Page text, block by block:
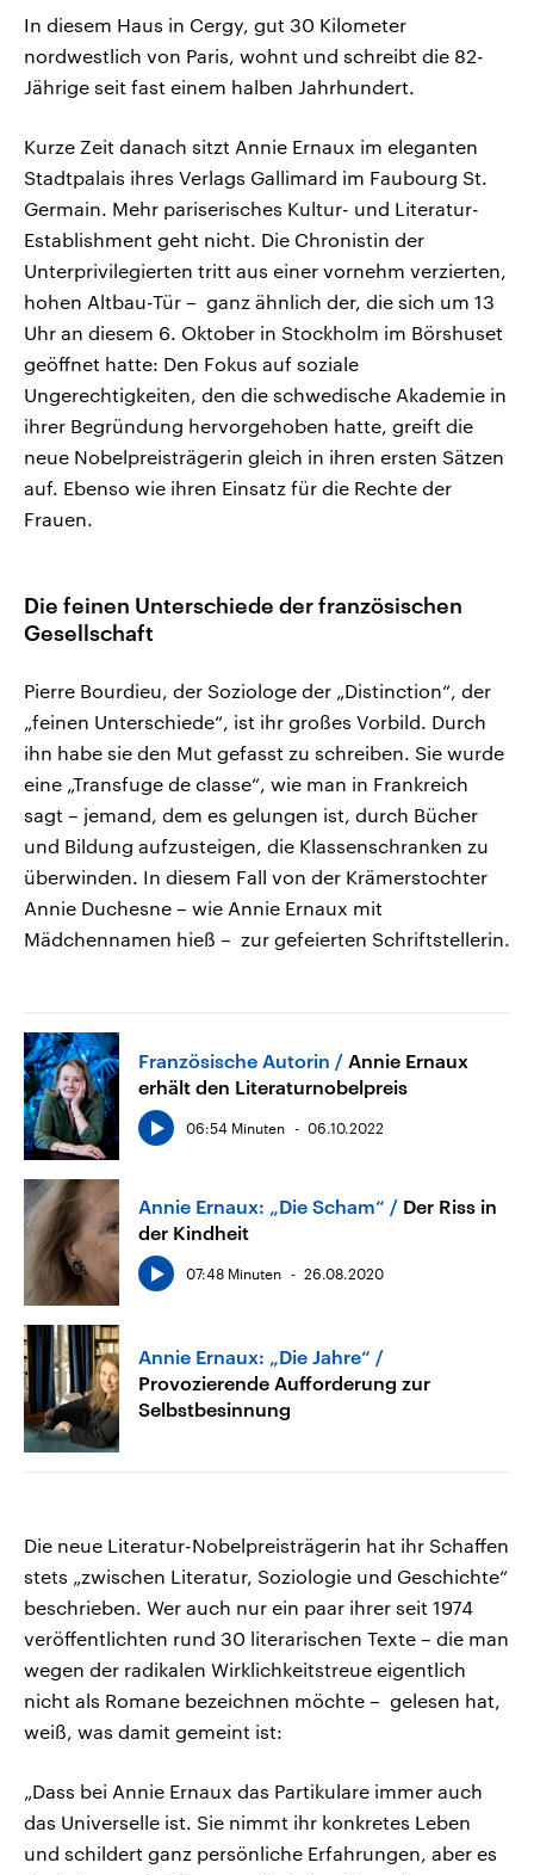
In diesem Haus in Cergy, gut 30 Kilometer
nordwestlich von Paris, wohnt und schreibt die 82-
Jährige seit fast einem halben Jahrhundert.
Kurze Zeit danach sitzt Annie Ernaux im eleganten
Stadtpalais ihres Verlags Gallimard im Faubourg St.
Germain. Mehr pariserisches Kultur- und Literatur-
Establishment geht nicht. Die Chronistin der
Unterprivilegierten tritt aus einer vornehm verzierten,
hohen Altbau-Tür – ganz ähnlich der, die sich um 13
Uhr an diesem 6. Oktober in Stockholm im Börshuset
geöffnet hatte: Den Fokus auf soziale
Ungerechtigkeiten, den die schwedische Akademie in
ihrer Begründung hervorgehoben hatte, greift die
neue Nobelpreisträgerin gleich in ihren ersten Sätzen
auf. Ebenso wie ihren Einsatz für die Rechte der
Frauen.
Die feinen Unterschiede der französischen
Gesellschaft
Pierre Bourdieu, der Soziologe der „Distinction“, der
„feinen Unterschiede“, ist ihr großes Vorbild. Durch
ihn habe sie den Mut gefasst zu schreiben. Sie wurde
eine „Transfuge de classe“, wie man in Frankreich
sagt – jemand, dem es gelungen ist, durch Bücher
und Bildung aufzusteigen, die Klassenschranken zu
überwinden. In diesem Fall von der Krämerstochter
Annie Duchesne – wie Annie Ernaux mit
Mädchennamen hieß – zur gefeierten Schriftstellerin.
Französische Autorin
Annie Ernaux
erhält den Literaturnobelpreis
06:54 Minuten 06.10.2022
Annie Ernaux: „Die Scham“
Der Riss in
der Kindheit
07:48 Minuten 26.08.2020
Annie Ernaux: „Die Jahre“
Provozierende Aufforderung zur
Selbstbesinnung
Die neue Literatur-Nobelpreisträgerin hat ihr Schaffen
stets „zwischen Literatur, Soziologie und Geschichte“
beschrieben. Wer auch nur ein paar ihrer seit 1974
veröffentlichten rund 30 literarischen Texte – die man
wegen der radikalen Wirklichkeitstreue eigentlich
nicht als Romane bezeichnen möchte – gelesen hat,
weiß, was damit gemeint ist:
„Dass bei Annie Ernaux das Partikulare immer auch
das Universelle ist. Sie nimmt ihr konkretes Leben
und schildert ganz persönliche Erfahrungen, aber es